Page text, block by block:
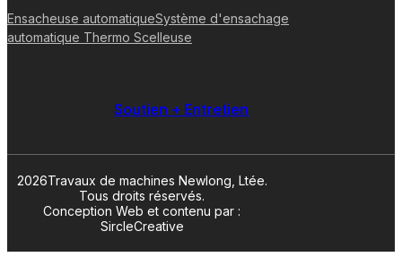
Ensacheuse automatiqueSystème d'ensachage
automatique Thermo Scelleuse
Soutien + Entretien
2026Travaux de machines Newlong, Ltée.
Tous droits réservés.
Conception Web et contenu par :
SircleCreative